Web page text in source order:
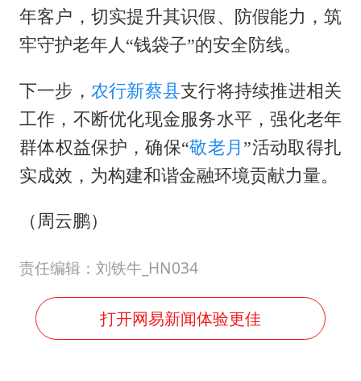
年客户，切实提升其识假、防假能力，筑
牢守护老年人“钱袋子”的安全防线。
下一步， 农行新蔡县支行将持续推进相关
工作，不断优化现金服务水平，强化老年
群体权益保护，确保“敬老月 ”活动取得扎
实成效，为构建和谐金融环境贡献力量。
（周云鹏）
责任编辑：刘铁牛_HN034
打开网易新闻体验更佳